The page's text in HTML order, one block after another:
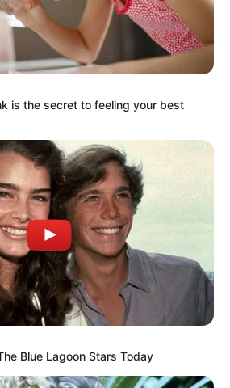
DEPORTES
Iván Duque trabajará con
la FIFA
ALERTA PAISA
Álvaro Uribe y sus
palabras de
agradecimiento al
Gobierno de Iván Duque
VALLE DE ABURRÁ
Alcalde de Medellín
comparó a Santos con
al Gobierno saliente
is the secret to feeling your best
Blue Lagoon Stars Today